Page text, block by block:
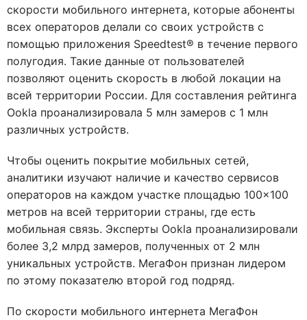
скорости мобильного интернета, которые абоненты
всех операторов делали со своих устройств с
помощью приложения Speedtest® в течение первого
полугодия. Такие данные от пользователей
позволяют оценить скорость в любой локации на
всей территории России. Для составления рейтинга
Ookla проанализировала 5 млн замеров с 1 млн
различных устройств.
Чтобы оценить покрытие мобильных сетей,
аналитики изучают наличие и качество сервисов
операторов на каждом участке площадью 100×100
метров на всей территории страны, где есть
мобильная связь. Эксперты Ookla проанализировали
более 3,2 млрд замеров, полученных от 2 млн
уникальных устройств. МегаФон признан лидером
по этому показателю второй год подряд.
По скорости мобильного интернета МегаФон